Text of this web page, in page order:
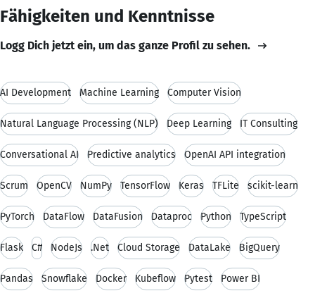
Fähigkeiten und Kenntnisse
Logg Dich jetzt ein, um das ganze Profil zu sehen.
AI Development Machine Learning Computer Vision
Natural Language Processing (NLP) Deep Learning IT Consulting
Conversational AI Predictive analytics OpenAI API integration
Scrum OpenCV NumPy TensorFlow Keras TFLite scikit-learn
PyTorch DataFlow DataFusion Dataproc Python TypeScript
Flask C# NodeJs .Net Cloud Storage DataLake BigQuery
Pandas Snowflake Docker Kubeflow Pytest Power BI